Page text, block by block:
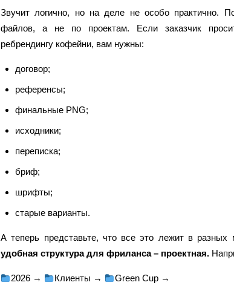
Звучит логично, но на деле не особо практично.
файлов, а не по проектам. Если заказчик
ребрендингу кофейни, вам нужны:
договор;
референсы;
финальные PNG;
исходники;
переписка;
бриф;
шрифты;
старые варианты.
А теперь представьте, что все это лежит в разных
удобная структура для фриланса – проектная.
2026 → Клиенты → Green Cup →